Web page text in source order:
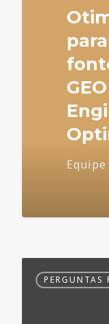
Frequentes
PERGUNTAS